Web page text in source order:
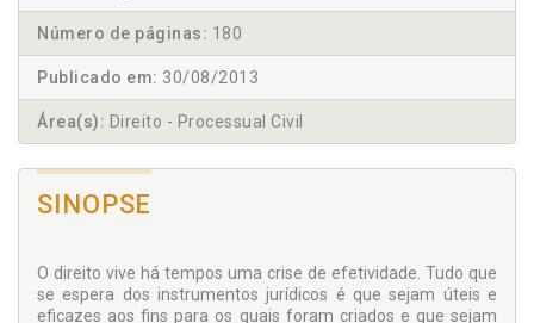
Número de páginas: 180
Publicado em: 30/08/2013
Área(s): Direito - Processual Civil
SINOPSE
O direito vive há tempos uma crise de efetividade. Tudo que
se espera dos instrumentos jurídicos é que sejam úteis e
eficazes aos fins para os quais foram criados e que sejam